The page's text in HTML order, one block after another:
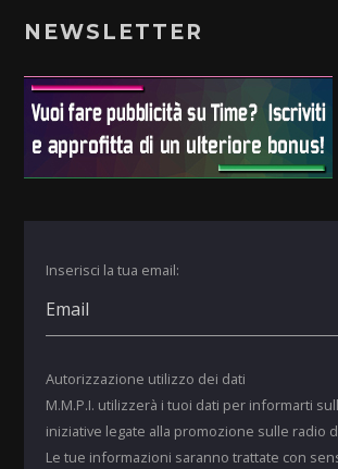
NEWSLETTER
Inserisci la tua email:
Autorizzazione utilizzo dei dati
M.M.P.I. utilizzerà i tuoi dati per informarti
iniziative legate alla promozione sulle radio
Le tue informazioni saranno trattate con